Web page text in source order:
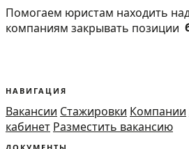
Помогаем юристам находить
компаниям закрывать позиции
НАВИГАЦИЯ
Вакансии Стажировки Компании
кабинет Разместить вакансию